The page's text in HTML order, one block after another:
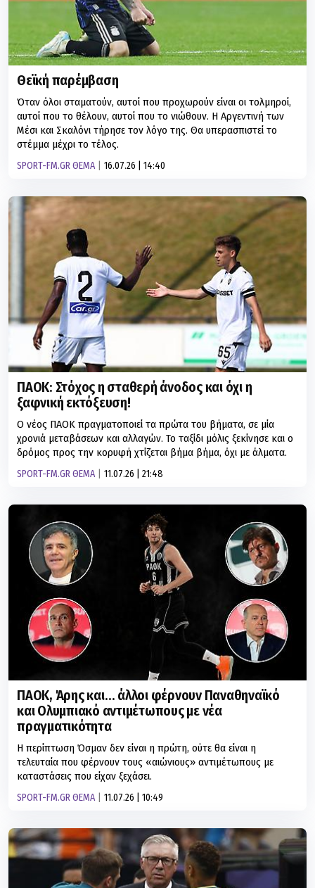
Θεϊκή παρέμβαση
Όταν όλοι σταματούν, αυτοί που προχωρούν είναι οι τολμηροί,
αυτοί που το θέλουν, αυτοί που το νιώθουν. Η Αργεντινή των
Μέσι και Σκαλόνι τήρησε τον λόγο της. Θα υπερασπιστεί το
στέμμα μέχρι το τέλος.
SPORT-FM.GR ΘΕΜΑ 16.07.26 | 14:40
ΠΑΟΚ: Στόχος η σταθερή άνοδος και όχι η
ξαφνική εκτόξευση!
Ο νέος ΠΑΟΚ πραγματοποιεί τα πρώτα του βήματα, σε μία
χρονιά μεταβάσεων και αλλαγών. Το ταξίδι μόλις ξεκίνησε και ο
δρόμος προς την κορυφή χτίζεται βήμα βήμα, όχι με άλματα.
SPORT-FM.GR ΘΕΜΑ 11.07.26 | 21:48
ΠΑΟΚ, Άρης και… άλλοι φέρνουν Παναθηναϊκό
και Ολυμπιακό αντιμέτωπους με νέα
πραγματικότητα
Η περίπτωση Όσμαν δεν είναι η πρώτη, ούτε θα είναι η
τελευταία που φέρνουν τους «αιώνιους» αντιμέτωπους με
καταστάσεις που είχαν ξεχάσει.
SPORT-FM.GR ΘΕΜΑ 11.07.26 | 10:49